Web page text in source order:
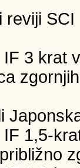
3 krat
1,5-